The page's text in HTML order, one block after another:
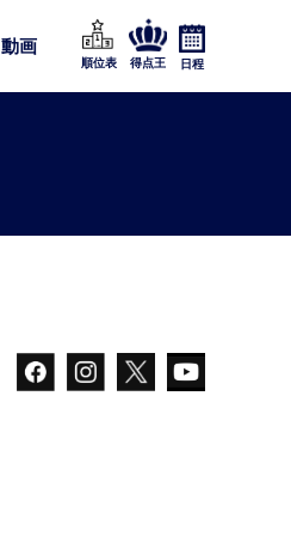
動画
順位表 得点王 日程